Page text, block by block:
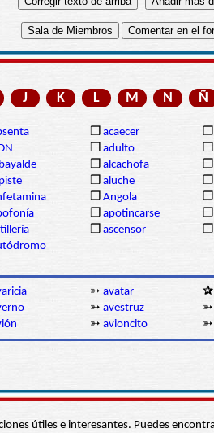
J K L M N Ñ
❒ acaecer ❒
❒ adulto ❒
❒ alcachofa ❒
❒ aluche ❒
❒ Angola ❒
❒ apotincarse ❒
❒ ascensor ❒
➳ avatar ✰
➳ avestruz ➳
➳ avioncito ➳
útiles e interesantes. Puedes